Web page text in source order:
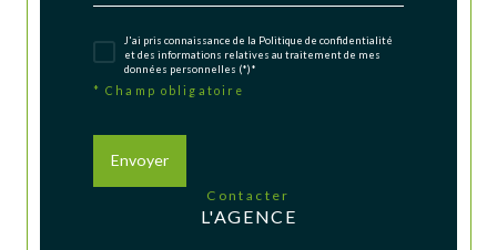
J'ai pris connaissance de la Politique de confidentialité
et des informations relatives au traitement de mes
données personnelles (*)*
* Champ obligatoire
Envoyer
contacter
L'AGENCE